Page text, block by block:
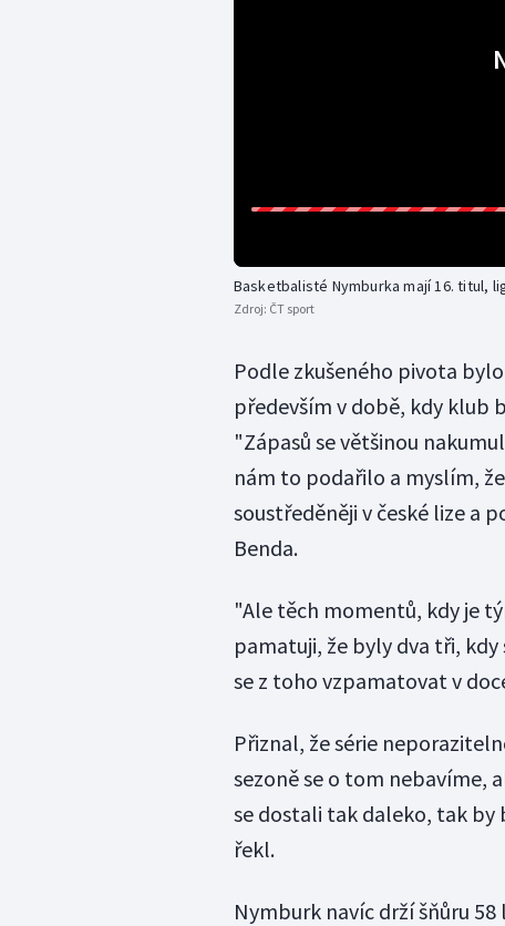
Basketbalisté Nymburka mají 16. titul,
Zdroj: ČT sport
Podle zkušeného pivota
především v době, kdy klub
"Zápasů se většinou
nám to podařilo a myslím,
soustředěněji v české lize a
Benda.
"Ale těch momentů, kdy je
pamatuji, že byly dva tři,
se z toho vzpamatovat v
Přiznal, že série
sezoně se o tom nebavíme,
se dostali tak daleko, tak by
řekl.
Nymburk navíc drží šňůru